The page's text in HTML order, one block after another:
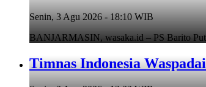
Senin, 3 Agu 2026 - 18:10 WIB
BANJARMASIN, wasaka.id – PS Barito
Timnas Indonesia